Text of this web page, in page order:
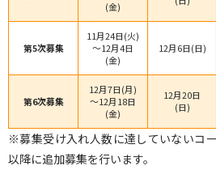
(金)
第5次募集
11月24日(火)
～12月4日
(金)
12月6日(日)
第6次募集
12月7日(月)
～12月18日
(金)
12月20日
(日)
※募集受け入れ人数に達していないコ
以降に追加募集を行います。